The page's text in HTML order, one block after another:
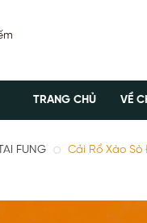
TRANG CHỦ VỀ
FUNG Cải Rổ Xào Sò